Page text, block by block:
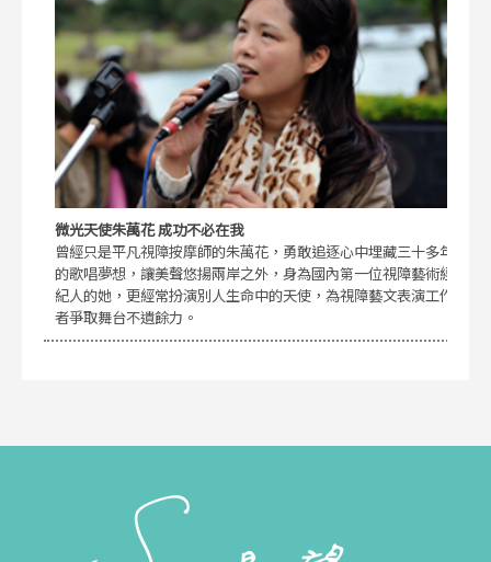
微光天使朱萬花 成功不必在我
曾經只是平凡視障按摩師的朱萬花，勇敢追逐心中埋藏三十多年
的歌唱夢想，讓美聲悠揚兩岸之外，身為國內第一位視障藝術經
紀人的她，更經常扮演別人生命中的天使，為視障藝文表演工作
者爭取舞台不遺餘力。